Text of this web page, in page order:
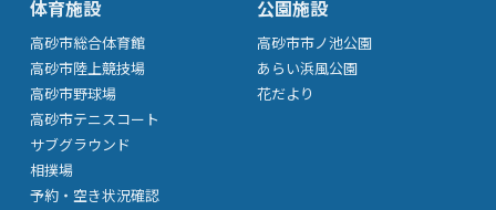
体育施設
高砂市総合体育館
高砂市陸上競技場
高砂市野球場
高砂市テニスコート
サブグラウンド
相撲場
予約・空き状況確認
公園施設
高砂市市ノ池公園
あらい浜風公園
花だより